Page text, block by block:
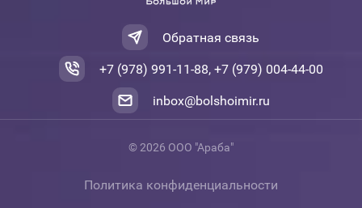
Обратная связь
+7 (978) 991-11-88, +7 (979) 004-44-00
inbox@bolshoimir.ru
© 2026 ООО "Араба"
Политика конфиденциальности